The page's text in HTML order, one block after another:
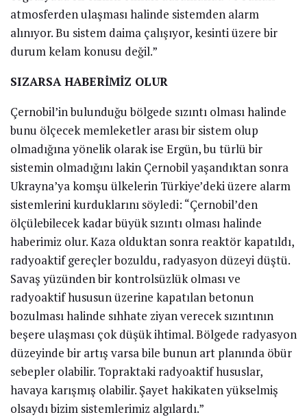
atmosferden ulaşması halinde sistemden alarm
alınıyor. Bu sistem daima çalışıyor, kesinti üzere bir
durum kelam konusu değil.”
SIZARSA HABERİMİZ OLUR
Çernobil’in bulunduğu bölgede sızıntı olması halinde
bunu ölçecek memleketler arası bir sistem olup
olmadığına yönelik olarak ise Ergün, bu türlü bir
sistemin olmadığını lakin Çernobil yaşandıktan sonra
Ukrayna’ya komşu ülkelerin Türkiye’deki üzere alarm
sistemlerini kurduklarını söyledi: “Çernobil’den
ölçülebilecek kadar büyük sızıntı olması halinde
haberimiz olur. Kaza olduktan sonra reaktör kapatıldı,
radyoaktif gereçler bozuldu, radyasyon düzeyi düştü.
Savaş yüzünden bir kontrolsüzlük olması ve
radyoaktif hususun üzerine kapatılan betonun
bozulması halinde sıhhate ziyan verecek sızıntının
beşere ulaşması çok düşük ihtimal. Bölgede radyasyon
düzeyinde bir artış varsa bile bunun art planında öbür
sebepler olabilir. Topraktaki radyoaktif hususlar,
havaya karışmış olabilir. Şayet hakikaten yükselmiş
olsaydı bizim sistemlerimiz algılardı.”